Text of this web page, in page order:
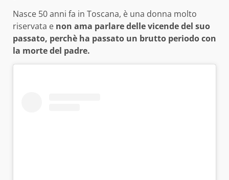
Nasce 50 anni fa in Toscana, è una donna molto
riservata e non ama parlare delle vicende del suo
passato, perchè ha passato un brutto periodo con
la morte del padre.